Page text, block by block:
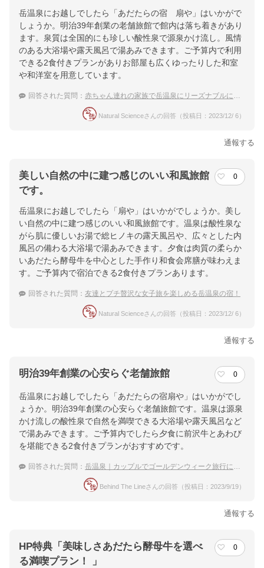
岳温泉にお越しでしたら「あだたらの宿 扇や」はいかがで
しょうか。明治39年創業の老舗旅館で館内は落ち着きがあり
ます。泉質は全国的にも珍しい酸性泉で源泉かけ流し。風情
のある大浴場や露天風呂で湯あみできます。ご予算内で利用
できる2食付きプランがありお部屋も広くゆったりした和室
や和洋室を用意しています。
回答された質問： 赤ちゃん連れの家族で岳温泉にリーズナブルに宿泊したい
Natural Scienceさんの回答（投稿日：2023/12/ 6）
通報する
美しい自然の中に建つ感じのいい和風旅館
です。
0
岳温泉にお越しでしたら「扇や」はいかがでしょうか。美し
い自然の中に建つ感じのいい和風旅館です。温泉は酸性泉な
がら肌に優しいお湯で総ヒノキの露天風呂や、広々とした内
風呂の備わる大浴場で湯あみできます。夕食は肉質の柔らか
いあだたら酵母牛を中心とした手作り和食会席膳が味わえま
す。ご予算内で宿泊できる2食付きプランあります。
回答された質問： 友達とプチ贅沢な女子旅を楽しめる岳温泉の宿！
Natural Scienceさんの回答（投稿日：2023/12/ 6）
通報する
明治39年創業の心安らぐ老舗旅館 0
岳温泉にお越しでしたら「あだたらの宿扇や」はいかがでし
ょうか。明治39年創業の心安らぐ老舗旅館です。温泉は源泉
かけ流しの酸性泉で自然を満喫できる大浴場や露天風呂など
で湯あみできます。ご予算内でしたら夕食に前沢牛とあわび
を堪能できる2食付きプランがおすすめです。
回答された質問： 岳温泉｜カップルでゴールデンウィーク旅行におすすめの温泉宿は？
Behind The Lineさんの回答（投稿日：2023/9/19）
通報する
HP特典「美味しさあだたら酵母牛を選べ
る満喫プラン！ 」
0